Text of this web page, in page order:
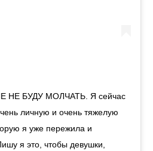
БУДУ МОЛЧАТЬ. Я сейчас
личную и очень тяжелую
я уже пережила и
я это, чтобы девушки,